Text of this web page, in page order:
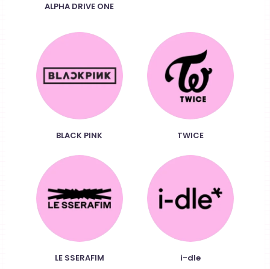
ALPHA DRIVE ONE
BLACK PINK TWICE
LE SSERAFIM i-dle